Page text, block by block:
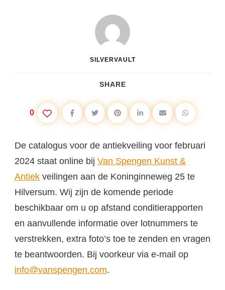
SILVERVAULT
SHARE
0
De catalogus voor de antiekveiling voor februari
2024 staat online bij Van Spengen Kunst &
Antiek veilingen aan de Koninginneweg 25 te
Hilversum. Wij zijn de komende periode
beschikbaar om u op afstand conditierapporten
en aanvullende informatie over lotnummers te
verstrekken, extra foto’s toe te zenden en vragen
te beantwoorden. Bij voorkeur via e-mail op
info@vanspengen.com.